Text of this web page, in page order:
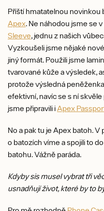
Příští hmatatelnou novinkou
Apex. Ne náhodou jsme se
Sleeve, jednu z našich
Vyzkoušeli jsme nějaké
jiný formát. Použili jsme
tvarované kůže a výsledek,
protože výsledná
efektivní, navíc se s ní
jsme připravili iApex
No a pak tu je Apex batoh.
o batozích víme a spojili to
batohu. Vážně paráda.
Kdyby sis musel vybrat tři
usnadňují život, které by to